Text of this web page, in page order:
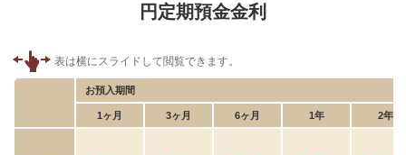
円定期預金金利
お預入期間
1ヶ月 3ヶ月 6ヶ月 1年 2年